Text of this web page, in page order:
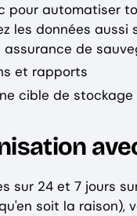
pour automatiser
les données
de
et rapports
cible de
sur 24 et 7 jours
soit la raison),